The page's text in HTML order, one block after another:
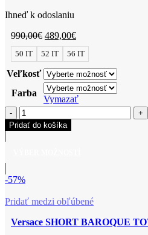
Ihneď k odoslaniu
990,00€ 489,00€
50 IT 52 IT 56 IT
Veľkosť
Farba
Vymazať
Pridať do košíka
-57%
Pridať medzi obľúbené
Versace SHORT BAROQUE